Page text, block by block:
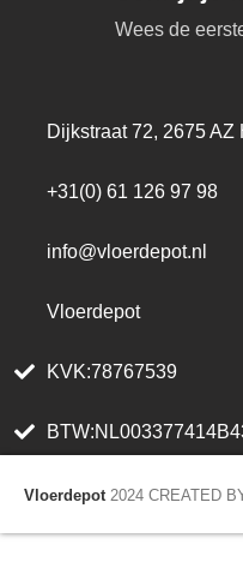
Wees de
Dijkstraat 72, 2675
+31(0) 61 126 97 98
info@vloerdepot.nl
Vloerdepot
KVK:78767539
Vloerdepot 2024 CREATED